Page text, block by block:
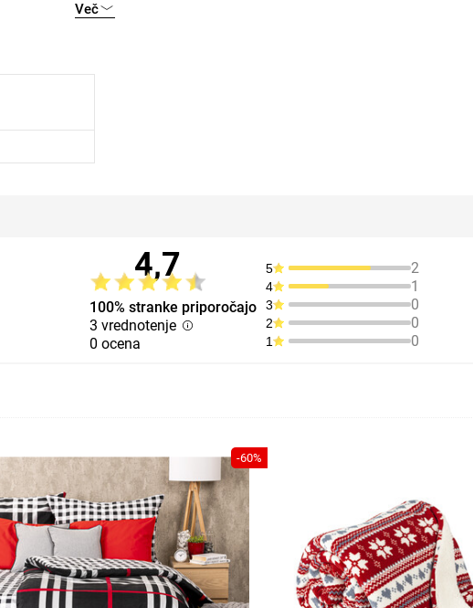
Več
4,7
100% stranke priporočajo
3 vrednotenje
0 ocena
5 2
4 1
3 0
2 0
1 0
-60%